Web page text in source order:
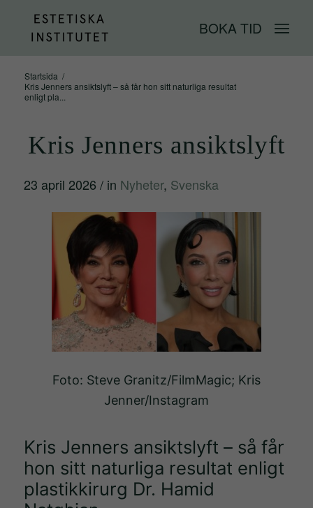
BOKA TID
Startsida /
Kris Jenners ansiktslyft – så får hon sitt naturliga resultat
enligt pla...
Kris Jenners ansiktslyft
23 april 2026 / in Nyheter, Svenska
Foto: Steve Granitz/FilmMagic; Kris
Jenner/Instagram
Kris Jenners ansiktslyft – så får
hon sitt naturliga resultat enligt
plastikkirurg Dr. Hamid